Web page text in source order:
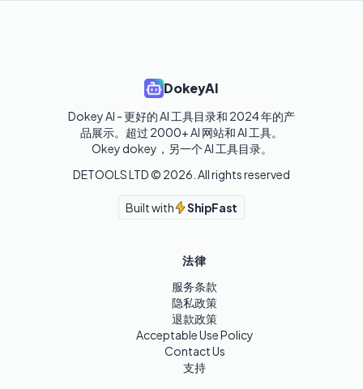
DokeyAI
Dokey AI - 更好的 AI 工具目录和 2024 年的产
品展示。超过 2000+ AI 网站和 AI 工具。
Okey dokey，另一个 AI 工具目录。
DETOOLS LTD © 2026 . All rights reserved
Built with ShipFast
法律
服务条款
隐私政策
退款政策
Acceptable Use Policy
Contact Us
支持